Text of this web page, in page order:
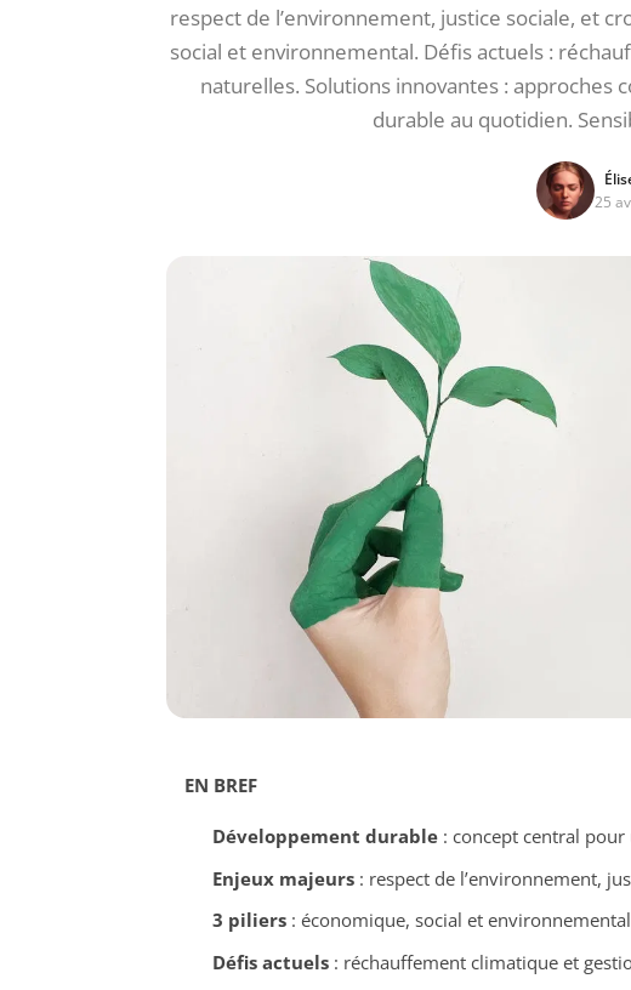
respect de l’environnement, justice sociale, et
social et environnemental. Défis actuels :
naturelles. Solutions innovantes :
durable au quotidien.
25
EN BREF
Développement durable: concept central pour
Enjeux majeurs: respect de l’environnement,
3 piliers: économique, social et
Défis actuels: réchauffement climatique et